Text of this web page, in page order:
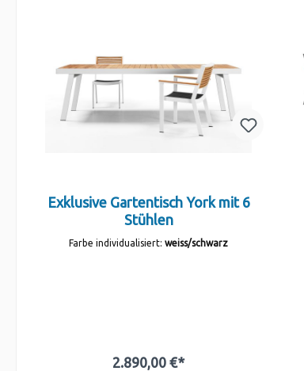
Exklusive Gartentisch York mit 6
Stühlen
Farbe individualisiert: weiss/schwarz
2.890,00 €*